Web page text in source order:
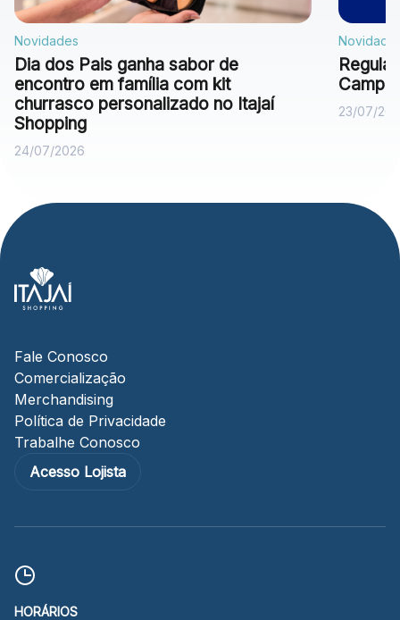
Novidades
Dia dos Pais ganha sabor de
encontro em família com kit
churrasco personalizado no Itajaí
Shopping
24/07/2026
23/07/
Fale Conosco
Comercialização
Merchandising
Política de Privacidade
Trabalhe Conosco
Acesso Lojista
HORÁRIOS